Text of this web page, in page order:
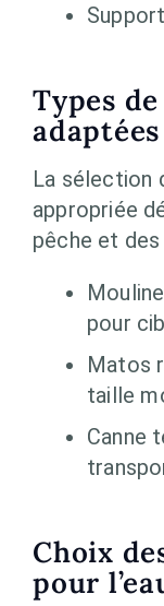
Types
adaptées
La sélection
appropriée
pêche et
pour
Matos
taille
Canne
Choix
pour